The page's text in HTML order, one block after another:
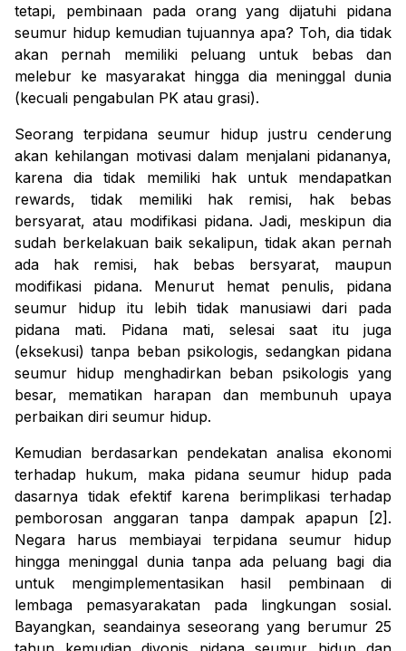
tetapi, pembinaan pada orang yang dijatuhi pidana
seumur hidup kemudian tujuannya apa? Toh, dia tidak
akan pernah memiliki peluang untuk bebas dan
melebur ke masyarakat hingga dia meninggal dunia
(kecuali pengabulan PK atau grasi).
Seorang terpidana seumur hidup justru cenderung
akan kehilangan motivasi dalam menjalani pidananya,
karena dia tidak memiliki hak untuk mendapatkan
rewards, tidak memiliki hak remisi, hak bebas
bersyarat, atau modifikasi pidana. Jadi, meskipun dia
sudah berkelakuan baik sekalipun, tidak akan pernah
ada hak remisi, hak bebas bersyarat, maupun
modifikasi pidana.
Menurut hemat penulis, pidana
seumur hidup itu lebih tidak manusiawi dari pada
pidana mati. Pidana mati, selesai saat itu juga
(eksekusi) tanpa beban psikologis, sedangkan pidana
seumur hidup menghadirkan beban psikologis yang
besar, mematikan harapan dan membunuh upaya
perbaikan diri seumur hidup.
Kemudian berdasarkan pendekatan analisa ekonomi
terhadap hukum, maka pidana seumur hidup pada
dasarnya tidak efektif karena berimplikasi terhadap
pemborosan anggaran tanpa dampak apapun[2] .
Negara harus membiayai terpidana seumur hidup
hingga meninggal dunia tanpa ada peluang bagi dia
untuk mengimplementasikan hasil pembinaan di
lembaga pemasyarakatan pada lingkungan sosial.
Bayangkan, seandainya seseorang yang berumur 25